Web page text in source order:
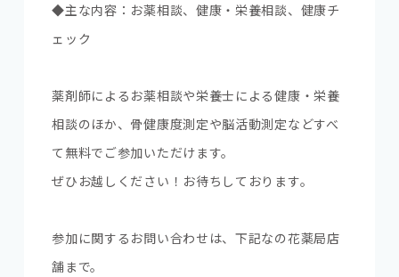
◆主な内容：お薬相談、健康・栄養相談、健康チ
ェック
薬剤師によるお薬相談や栄養士による健康・栄養
相談のほか、骨健康度測定や脳活動測定などすべ
て無料でご参加いただけます。
ぜひお越しください！お待ちしております。
参加に関するお問い合わせは、下記なの花薬局店
舗まで。